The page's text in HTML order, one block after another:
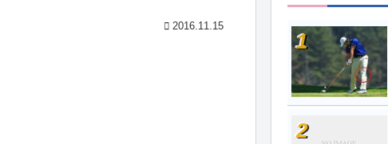
2016.11.15